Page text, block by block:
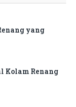
yang
Kolam Renang